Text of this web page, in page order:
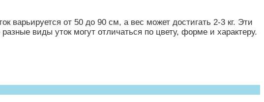
от 50 до 90 см, а вес может достигать 2-3 кг. Эти
виды уток могут отличаться по цвету, форме и характеру.